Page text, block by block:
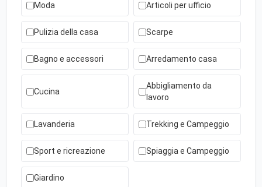
Moda Articoli per ufficio
Pulizia della casa Scarpe
Bagno e accessori Arredamento casa
Cucina
Abbigliamento da
lavoro
Lavanderia Trekking e Campeggio
Sport e ricreazione Spiaggia e Campeggio
Giardino